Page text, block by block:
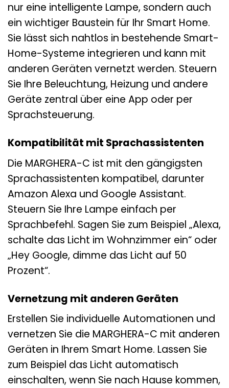
nur eine intelligente Lampe, sondern auch
ein wichtiger Baustein für Ihr Smart Home.
Sie lässt sich nahtlos in bestehende Smart-
Home-Systeme integrieren und kann mit
anderen Geräten vernetzt werden. Steuern
Sie Ihre Beleuchtung, Heizung und andere
Geräte zentral über eine App oder per
Sprachsteuerung.
Kompatibilität mit Sprachassistenten
Die MARGHERA-C ist mit den gängigsten
Sprachassistenten kompatibel, darunter
Amazon Alexa und Google Assistant.
Steuern Sie Ihre Lampe einfach per
Sprachbefehl. Sagen Sie zum Beispiel „Alexa,
schalte das Licht im Wohnzimmer ein“ oder
„Hey Google, dimme das Licht auf 50
Prozent“.
Vernetzung mit anderen Geräten
Erstellen Sie individuelle Automationen und
vernetzen Sie die MARGHERA-C mit anderen
Geräten in Ihrem Smart Home. Lassen Sie
zum Beispiel das Licht automatisch
einschalten, wenn Sie nach Hause kommen,